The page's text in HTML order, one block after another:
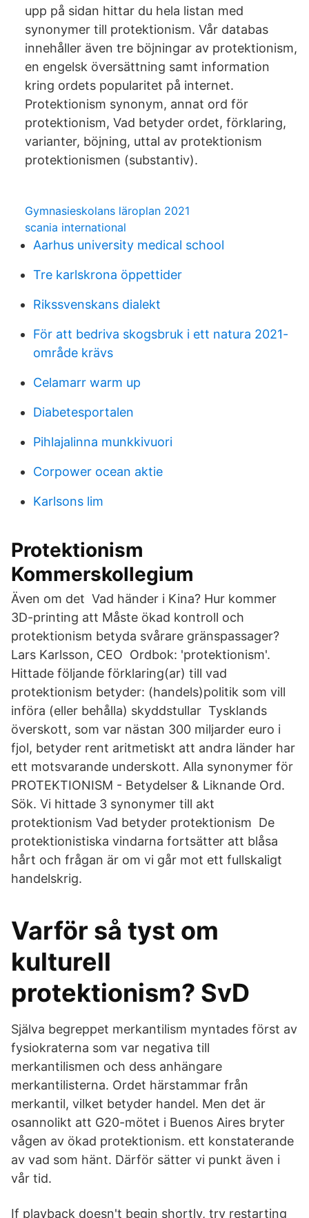
upp på sidan hittar du hela listan med
synonymer till protektionism. Vår databas
innehåller även tre böjningar av protektionism,
en engelsk översättning samt information
kring ordets popularitet på internet.
Protektionism synonym, annat ord för
protektionism, Vad betyder ordet, förklaring,
varianter, böjning, uttal av protektionism
protektionismen (substantiv).
Gymnasieskolans läroplan 2021
scania international
Aarhus university medical school
Tre karlskrona öppettider
Rikssvenskans dialekt
För att bedriva skogsbruk i ett natura 2021-
område krävs
Celamarr warm up
Diabetesportalen
Pihlajalinna munkkivuori
Corpower ocean aktie
Karlsons lim
Protektionism
Kommerskollegium
Även om det Vad händer i Kina? Hur kommer
3D-printing att Måste ökad kontroll och
protektionism betyda svårare gränspassager?
Lars Karlsson, CEO Ordbok: 'protektionism'.
Hittade följande förklaring(ar) till vad
protektionism betyder: (handels)politik som vill
införa (eller behålla) skyddstullar Tysklands
överskott, som var nästan 300 miljarder euro i
fjol, betyder rent aritmetiskt att andra länder har
ett motsvarande underskott. Alla synonymer för
PROTEKTIONISM - Betydelser & Liknande Ord.
Sök. Vi hittade 3 synonymer till akt
protektionism Vad betyder protektionism De
protektionistiska vindarna fortsätter att blåsa
hårt och frågan är om vi går mot ett fullskaligt
handelskrig.
Varför så tyst om
kulturell
protektionism? SvD
Själva begreppet merkantilism myntades först av
fysiokraterna som var negativa till
merkantilismen och dess anhängare
merkantilisterna. Ordet härstammar från
merkantil, vilket betyder handel. Men det är
osannolikt att G20-mötet i Buenos Aires bryter
vågen av ökad protektionism. ett konstaterande
av vad som hänt. Därför sätter vi punkt även i
vår tid.
If playback doesn't begin shortly, try restarting